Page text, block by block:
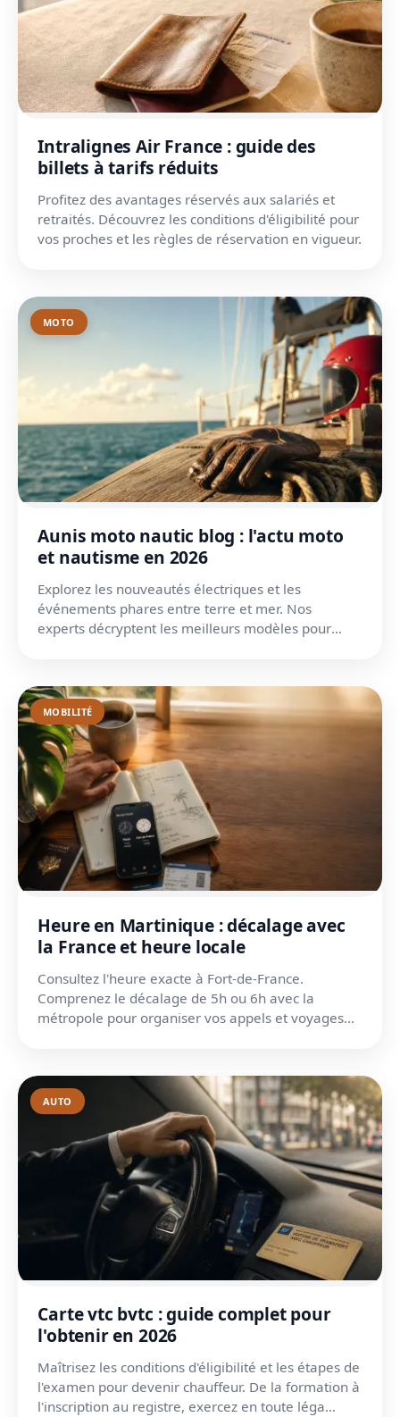
Intralignes Air France : guide des
billets à tarifs réduits
Profitez des avantages réservés aux salariés et
retraités. Découvrez les conditions d'éligibilité pour
vos proches et les règles de réservation en vigueur.
MOTO
Aunis moto nautic blog : l'actu moto
et nautisme en 2026
Explorez les nouveautés électriques et les
événements phares entre terre et mer. Nos
experts décryptent les meilleurs modèles pour
MOBILITÉ
Heure en Martinique : décalage avec
la France et heure locale
Consultez l'heure exacte à Fort-de-France.
Comprenez le décalage de 5h ou 6h avec la
métropole pour organiser vos appels et voyages
AUTO
Carte vtc bvtc : guide complet pour
l'obtenir en 2026
Maîtrisez les conditions d'éligibilité et les étapes de
l'examen pour devenir chauffeur. De la formation à
l'inscription au registre, exercez en toute léga...